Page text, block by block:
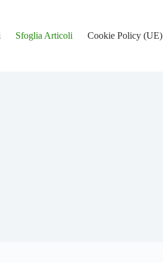
Sfoglia Articoli Cookie Policy (UE)